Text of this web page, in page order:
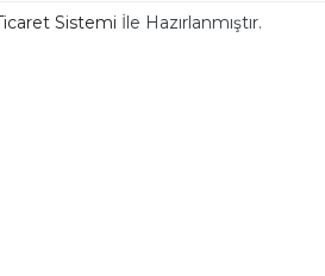
Sistemi İle Hazırlanmıştır.